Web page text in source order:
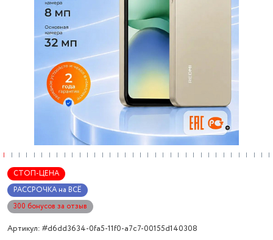
СТОП-ЦЕНА
РАССРОЧКА на ВСЁ
300 бонусов за отзыв
Артикул: #d6dd3634-0fa5-11f0-a7c7-00155d140308